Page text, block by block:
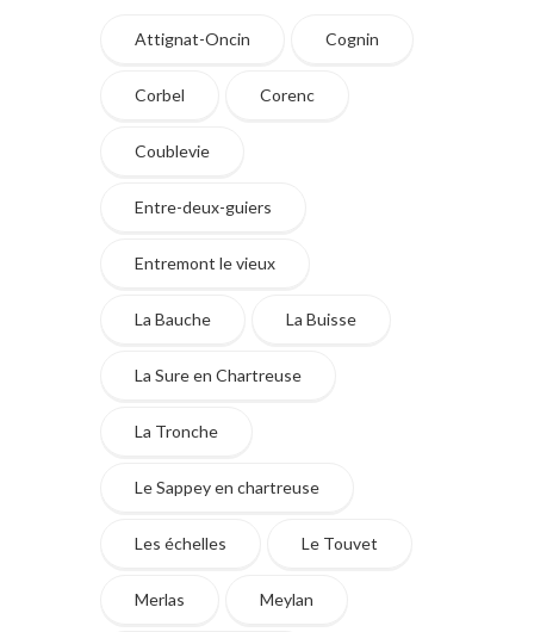
Attignat-Oncin Cognin
Corbel Corenc
Coublevie
Entre-deux-guiers
Entremont le vieux
La Bauche La Buisse
La Sure en Chartreuse
La Tronche
Le Sappey en chartreuse
Les échelles Le Touvet
Merlas Meylan